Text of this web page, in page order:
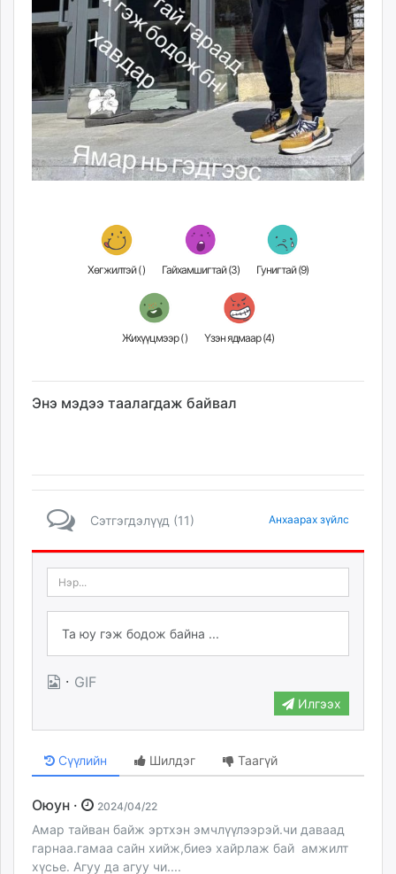
paparazzi.mn
unread.today
Хөгжилтэй () Гайхамшигтай (3) Гунигтай (9)
Жихүүцмээр () Үзэн ядмаар (4)
Энэ мэдээ таалагдаж байвал
Сэтгэгдэлүүд (11) Анхаарах зүйлс
· GIF
Илгээх
Сүүлийн Шилдэг Таагүй
Оюун · 2024/04/22
Амар тайван байж эртхэн эмчлүүлээрэй.чи даваад
гарнаа.гамаа сайн хийж,биеэ хайрлаж бай амжилт
хүсье. Агуу да агуу чи....